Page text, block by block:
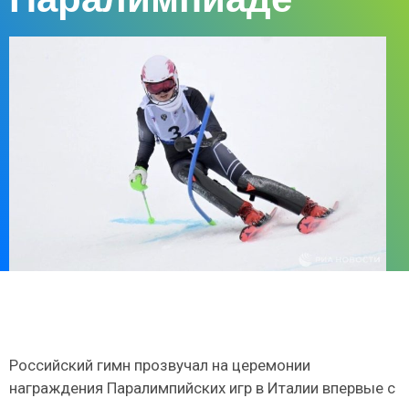
Российский гимн прозвучал на церемонии
награждения Паралимпийских игр в Италии впервые с